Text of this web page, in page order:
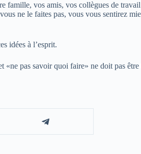
famille, vos amis, vos collègues de
ne le faites pas, vous vous sentirez
idées à l’esprit.
pas savoir quoi faire» ne doit pas